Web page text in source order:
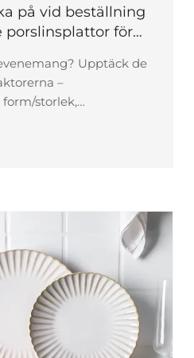
på vid beställning
porslinsplattor för
Upptäck de
–
storlek,
budget och